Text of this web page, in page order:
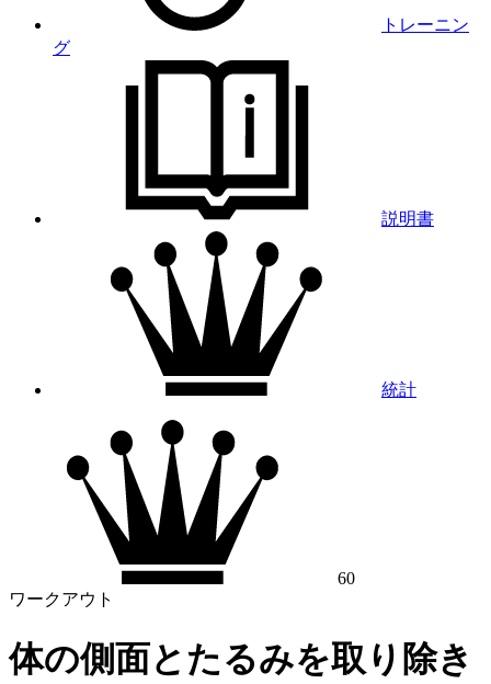
トレーニン
グ
説明書
統計
60
ワークアウト
体の側面とたるみを取り除き